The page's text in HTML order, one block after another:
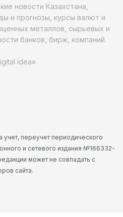
новости Казахстана,
и прогнозы, курсы валют и
металлов, сырьевых и
банков, бирж, компаний.
idea»
учет, переучет периодического
и сетевого издания №166332-
может не совпадать с
сайта.